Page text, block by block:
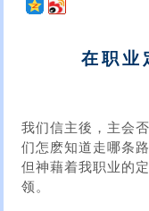
在职业
我们信主後，主会
们怎麽知道走哪条
但神藉着我职业的
领。